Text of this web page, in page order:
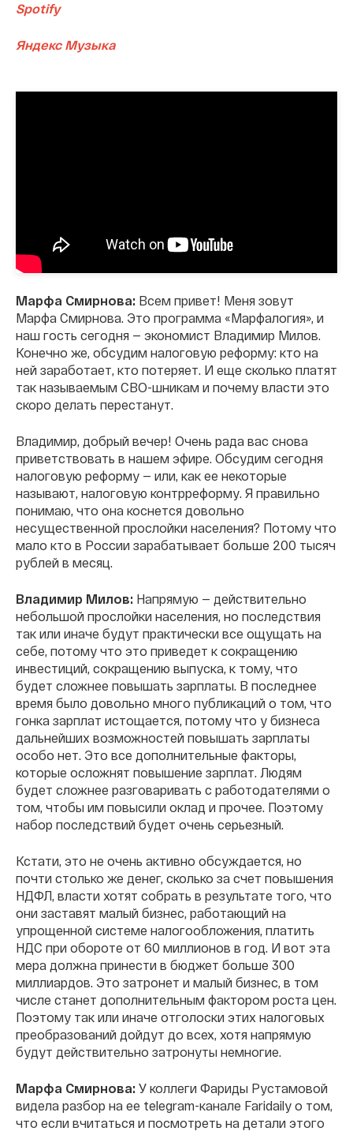
Spotify
Яндекс Музыка
Марфа Смирнова: Всем привет! Меня зовут
Марфа Смирнова. Это программа «Марфалогия», и
наш гость сегодня — экономист Владимир Милов.
Конечно же, обсудим налоговую реформу: кто на
ней заработает, кто потеряет. И еще сколько платят
так называемым СВО-шникам и почему власти это
скоро делать перестанут.
Владимир, добрый вечер! Очень рада вас снова
приветствовать в нашем эфире. Обсудим сегодня
налоговую реформу — или, как ее некоторые
называют, налоговую контрреформу. Я правильно
понимаю, что она коснется довольно
несущественной прослойки населения? Потому что
мало кто в России зарабатывает больше 200 тысяч
рублей в месяц.
Владимир Милов: Напрямую — действительно
небольшой прослойки населения, но последствия
так или иначе будут практически все ощущать на
себе, потому что это приведет к сокращению
инвестиций, сокращению выпуска, к тому, что
будет сложнее повышать зарплаты. В последнее
время было довольно много публикаций о том, что
гонка зарплат истощается, потому что у бизнеса
дальнейших возможностей повышать зарплаты
особо нет. Это все дополнительные факторы,
которые осложнят повышение зарплат. Людям
будет сложнее разговаривать с работодателями о
том, чтобы им повысили оклад и прочее. Поэтому
набор последствий будет очень серьезный.
Кстати, это не очень активно обсуждается, но
почти столько же денег, сколько за счет повышения
НДФЛ, власти хотят собрать в результате того, что
они заставят малый бизнес, работающий на
упрощенной системе налогообложения, платить
НДС при обороте от 60 миллионов в год. И вот эта
мера должна принести в бюджет больше 300
миллиардов. Это затронет и малый бизнес, в том
числе станет дополнительным фактором роста цен.
Поэтому так или иначе отголоски этих налоговых
преобразований дойдут до всех, хотя напрямую
будут действительно затронуты немногие.
Марфа Смирнова: У коллеги Фариды Рустамовой
видела разбор на ее telegram-канале Faridaily о том,
что если вчитаться и посмотреть на детали этого